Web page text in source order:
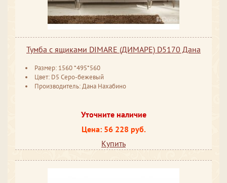
Тумба с ящиками DIMARE (ДИМАРЕ) D5170 Дана
Размер: 1560 *495*560
Цвет: D5 Серо-бежевый
Производитель: Дана Нахабино
Уточните наличие
Цена: 56 228 руб.
Купить